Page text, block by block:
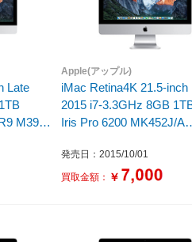
Late
M390
Apple(アップル)
iMac Retina4K 21.5-inch
2015 i7-3.3GHz 8GB
Iris Pro 6200 MK452J/A
発売日：2015/10/01
買取金額： ￥